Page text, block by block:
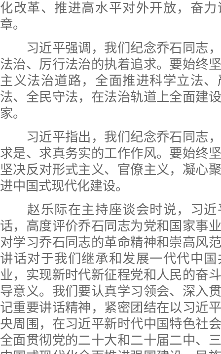
化改革、推进高水平对外开放，奋
章。
习近平强调，我们纪念乔石同志，
法治、厉行法治的执着追求。要始终
主义法治道路，全面推进科学立法
法、全民守法，在法治轨道上全面建
家。
习近平指出，我们纪念乔石同志，
求是、求真务实的工作作风。要始终
坚决反对形式主义、官僚主义，凝心
进中国式现代化建设。
赵乐际在主持座谈会时说，习近
话，高度评价乔石同志为党和国家事
对学习乔石同志的革命精神和崇高风
讲话对于我们继承和发展一代代中
业，实现新时代新征程党和人民的奋
导意义。我们要认真学习领会、深入
记重要讲话精神，紧密团结在以习近
央周围，在习近平新时代中国特色社
全面贯彻党的二十大和二十届二中、